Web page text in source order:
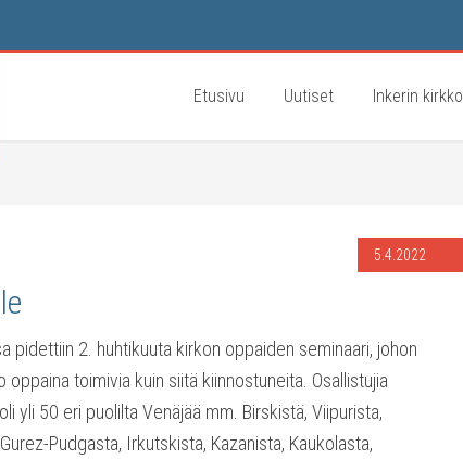
Etusivu Uutiset Inkerin kirkko
5.4.2022
pidettiin 2. huhtikuuta kirkon oppaiden seminaari, johon
oppaina toimivia kuin siitä kiinnostuneita. Osallistujia
yli 50 eri puolilta Venäjää mm. Birskistä, Viipurista,
Pudgasta, Irkutskista, Kazanista, Kaukolasta,